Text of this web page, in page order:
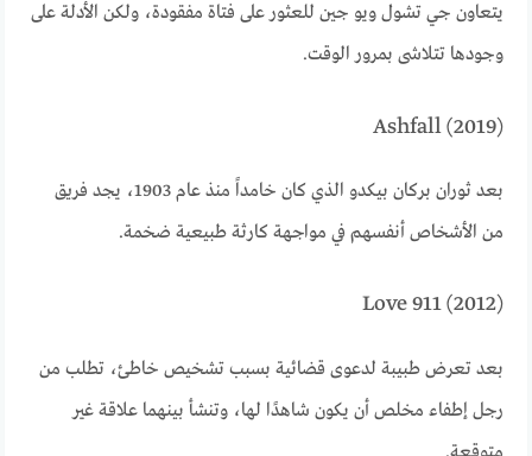
يتعاون جي تشول ويو جين للعثور على فتاة مفقودة، ولكن الأدلة على
وجودها تتلاشى بمرور الوقت.
Ashfall (2019)
بعد ثوران بركان بيكدو الذي كان خامداً منذ عام 1903، يجد فريق
من الأشخاص أنفسهم في مواجهة كارثة طبيعية ضخمة.
Love 911 (2012)
بعد تعرض طبيبة لدعوى قضائية بسبب تشخيص خاطئ، تطلب من
رجل إطفاء مخلص أن يكون شاهدًا لها، وتنشأ بينهما علاقة غير